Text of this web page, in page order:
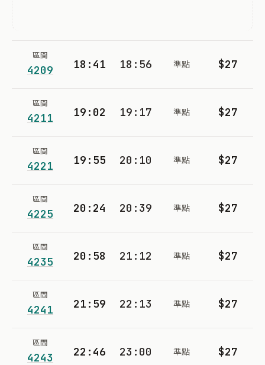
區間
4209 18:41 18:56 準點 $27
區間
4211 19:02 19:17 準點 $27
區間
4221 19:55 20:10 準點 $27
區間
4225 20:24 20:39 準點 $27
區間
4235 20:58 21:12 準點 $27
區間
4241 21:59 22:13 準點 $27
區間
4243 22:46 23:00 準點 $27